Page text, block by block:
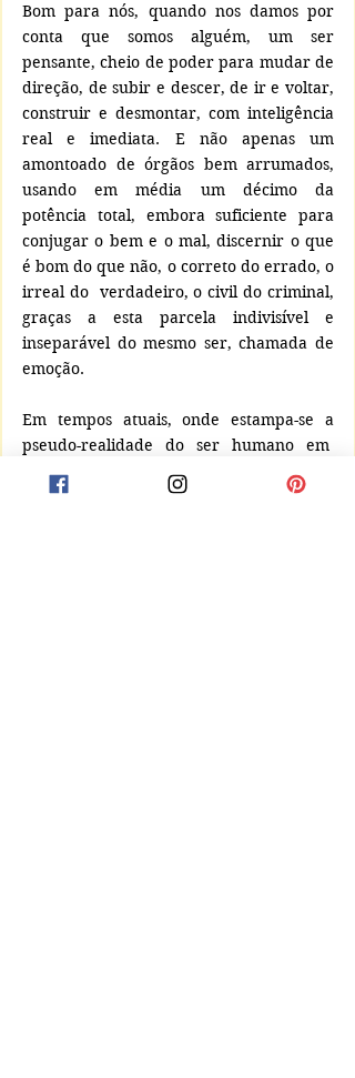
Bom para nós, quando nos damos por
conta que somos alguém, um ser
pensante, cheio de poder para mudar de
direção, de subir e descer, de ir e voltar,
construir e desmontar, com inteligência
real e imediata. E não apenas um
amontoado de órgãos bem arrumados,
usando em média um décimo da
potência total, embora suficiente para
conjugar o bem e o mal, discernir o que
é bom do que não, o correto do errado, o
irreal do  verdadeiro, o civil do criminal,
graças a esta parcela indivisível e
inseparável do mesmo ser, chamada de
emoção.
Em tempos atuais, onde estampa-se a
pseudo-realidade do ser humano em
vitrines de rede social, onde espanta-se
com a capacidade das pessoas de se